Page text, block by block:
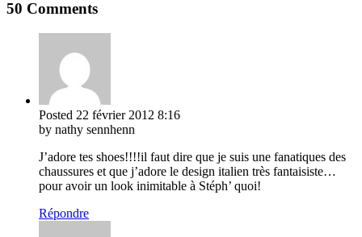
50 Comments
Posted 22 février 2012 8:16
by nathy sennhenn
J’adore tes shoes!!!!il faut dire que je suis une fanatiques des
chaussures et que j’adore le design italien très fantaisiste…
pour avoir un look inimitable à Stéph’ quoi!
Répondre